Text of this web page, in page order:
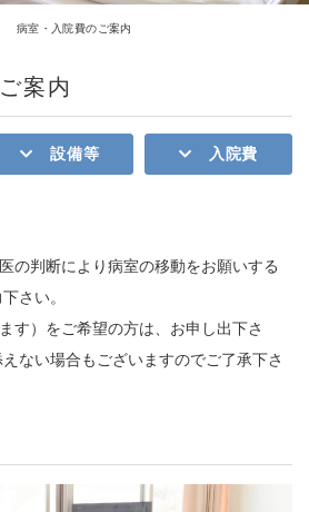
病室・入院費のご案内
案内
設備等 入院費
の判断により病室の移動をお願いする
さい。
す）をご希望の方は、お申し出下さ
ない場合もございますのでご了承下さ